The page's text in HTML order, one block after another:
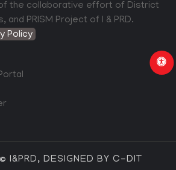
the collaborative effort of District
PRISM Project of I & PRD.
Policy
I&PRD, DESIGNED BY C-DIT